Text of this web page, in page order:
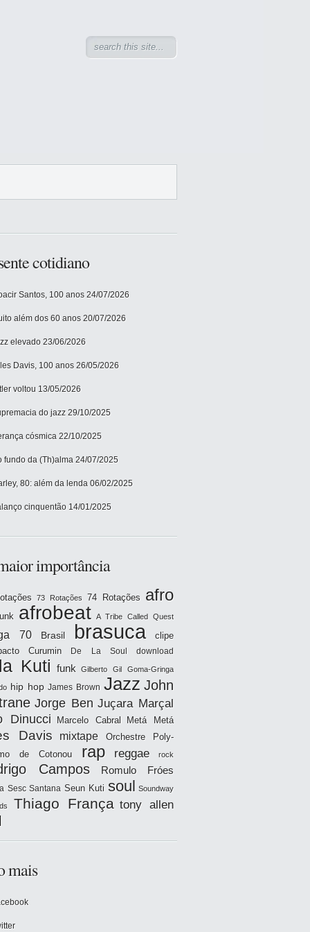
cotidiano
Santos, 100 anos 24/07/2026
além dos 60 anos 20/07/2026
elevado 23/06/2026
Davis, 100 anos 26/05/2026
voltou 13/05/2026
do jazz 29/10/2025
cósmica 22/10/2025
fundo da (Th)alma 24/07/2025
80: além da lenda 06/02/2025
cinquentão 14/01/2025
importância
73 Rotações 74 Rotações afro
afrobeat A Tribe Called Quest
70 Brasil brasuca
clipe
Curumin De La Soul download
Kuti funk Gilberto Gil Goma-Gringa
hip hop James Brown Jazz John
Jorge Ben Juçara Marçal
Dinucci Marcelo Cabral Metá Metá
Davis mixtape
Orchestre Poly-
de Cotonou
rap reggae rock
Campos Romulo Fróes
Sesc Santana Seun Kuti soul Soundway
Thiago França tony allen
mais